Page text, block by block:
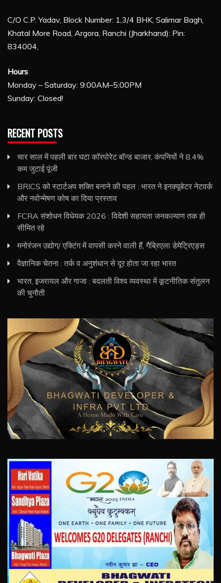
C/O C.P. Yadav, Block Number: 1,3/4 BHK, Salimar Bagh,
Khatal More Road, Argora, Ranchi (Jharkhand): Pin:
834004,
Hours
Monday – Saturday: 9:00AM–5:00PM
Sunday: Closed!
RECENT POSTS
चार साल में पहली बार घटा कॉरपोरेट बॉन्ड बाजार, कंपनियों ने 8.4%
कम जुटाई पूंजी
BRICS को स्टार्टअप शक्ति बनाने की पहल : भारत ने इनक्यूबेटर नेटवर्क
और नवोन्मेषण कोष का दिया प्रस्ताव
FCRA संशोधन विधेयक 2026 : विदेशी सहायता जनकल्याण तक ही
सीमित रहे
मनोरंजन उद्योग/ एक्टिंग में वापसी करने वाली हैं, गैब्रिएला डेमेट्रिएड्स
वैज्ञानिक चेतना : तर्क व अनुशंधान से दूर होता जा रहा भारत
भारत, इजरायल और गाजा : बदलती विश्व व्यवस्था में कूटनीतिक संतुलन
की चुनौती